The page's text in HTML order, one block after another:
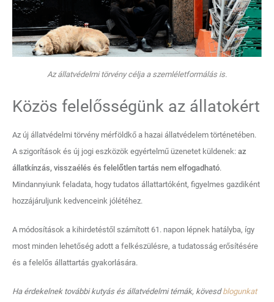
Az állatvédelmi törvény célja a szemléletformálás is.
Közös felelősségünk az állatokért
Az új állatvédelmi törvény mérföldkő a hazai állatvédelem történetében.
A szigorítások és új jogi eszközök egyértelmű üzenetet küldenek: az
állatkínzás, visszaélés és felelőtlen tartás nem elfogadható.
Mindannyiunk feladata, hogy tudatos állattartóként, figyelmes gazdiként
hozzájáruljunk kedvenceink jólétéhez.
A módosítások a kihirdetéstől számított 61. napon lépnek hatályba, így
most minden lehetőség adott a felkészülésre, a tudatosság erősítésére
és a felelős állattartás gyakorlására.
Ha érdekelnek további kutyás és állatvédelmi témák, kövesdblogunkat